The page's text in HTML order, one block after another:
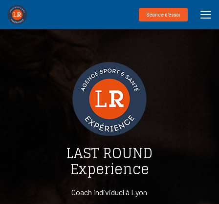
Aller
contenu
Séance d'essai
LAST ROUND
Experience
Coach individuel à Lyon